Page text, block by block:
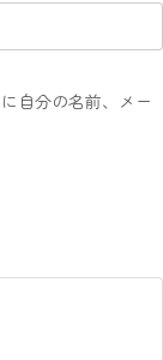
自分の名前、メー